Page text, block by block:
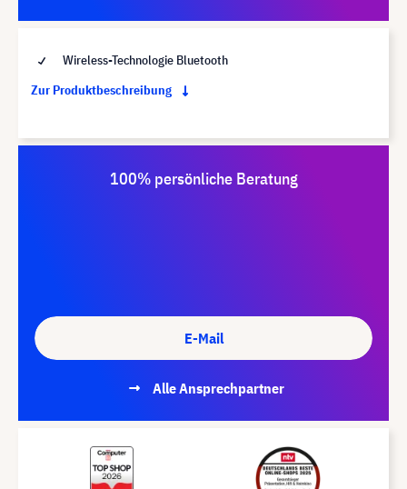
Wireless-Technologie Bluetooth
Zur Produktbeschreibung
100% persönliche Beratung
E-Mail
Alle Ansprechpartner